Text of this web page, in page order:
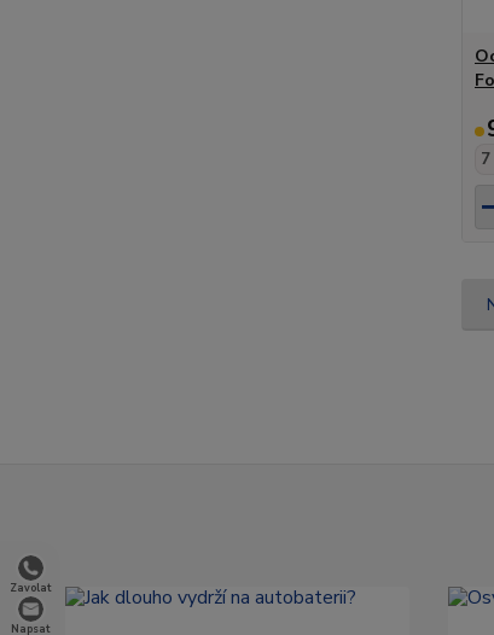
Zavolat
Napsat